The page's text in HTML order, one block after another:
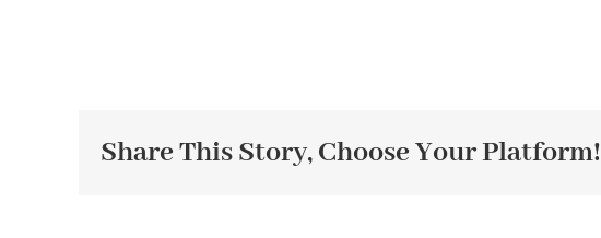
Share This Story, Choose Your Platform!